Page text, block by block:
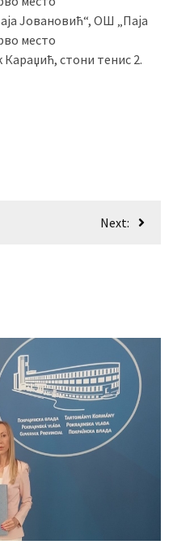
Јовановић“, ОШ „Паја
место
стони тенис 2.
Next: